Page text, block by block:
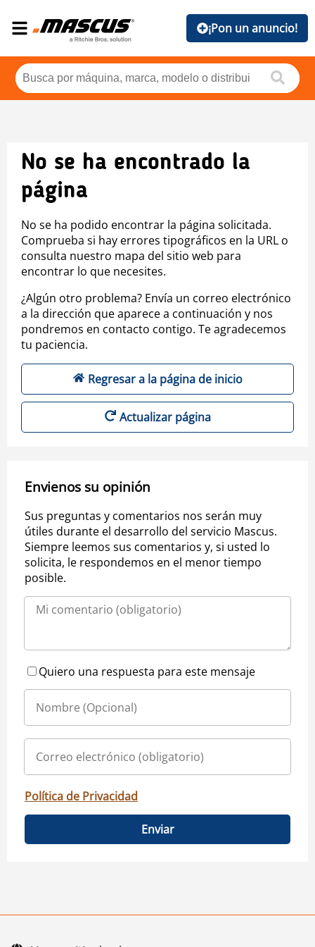
¡Pon un anuncio!
No se ha encontrado la
página
No se ha podido encontrar la página solicitada.
Comprueba si hay errores tipográficos en la URL o
consulta nuestro mapa del sitio web para
encontrar lo que necesites.
¿Algún otro problema? Envía un correo electrónico
a la dirección que aparece a continuación y nos
pondremos en contacto contigo. Te agradecemos
tu paciencia.
Regresar a la página de inicio
Actualizar página
Envienos su opinión
Sus preguntas y comentarios nos serán muy
útiles durante el desarrollo del servicio Mascus.
Siempre leemos sus comentarios y, si usted lo
solicita, le respondemos en el menor tiempo
posible.
Quiero una respuesta para este mensaje
Política de Privacidad
Enviar